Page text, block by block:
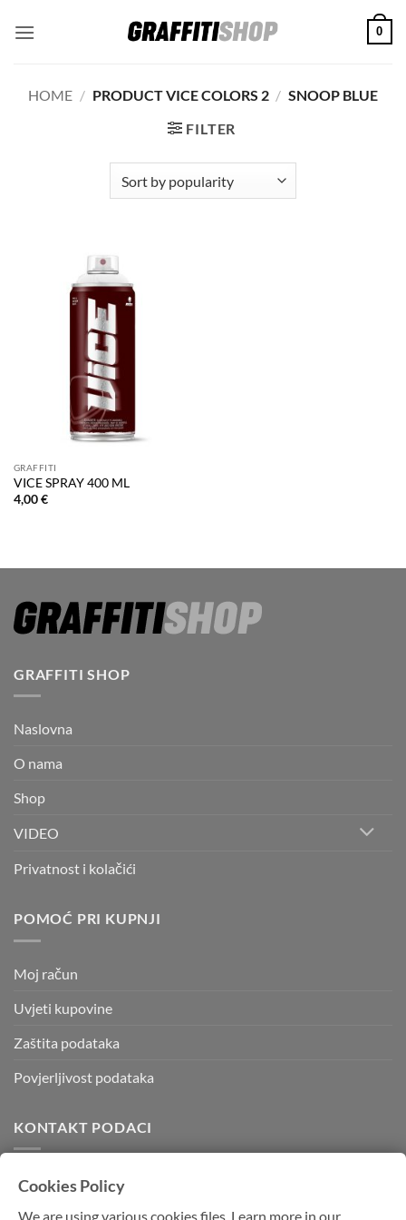
0
HOME / PRODUCT VICE COLORS 2 / SNOOP BLUE
FILTER
GRAFFITI
VICE SPRAY 400 ML
4,00€
GRAFFITI SHOP
Naslovna
O nama
Shop
VIDEO
Privatnost i kolačići
POMOĆ PRI KUPNJI
Moj račun
Uvjeti kupovine
Zaštita podataka
Povjerljivost podataka
KONTAKT PODACI
Kvadratura d.o.o.
Cookies Policy
We are using various cookies files. Learn more in our